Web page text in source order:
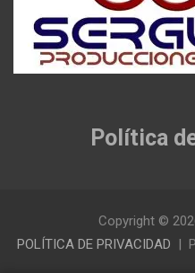
Política
Copyright ©
POLÍTICA DE PRIVACIDAD